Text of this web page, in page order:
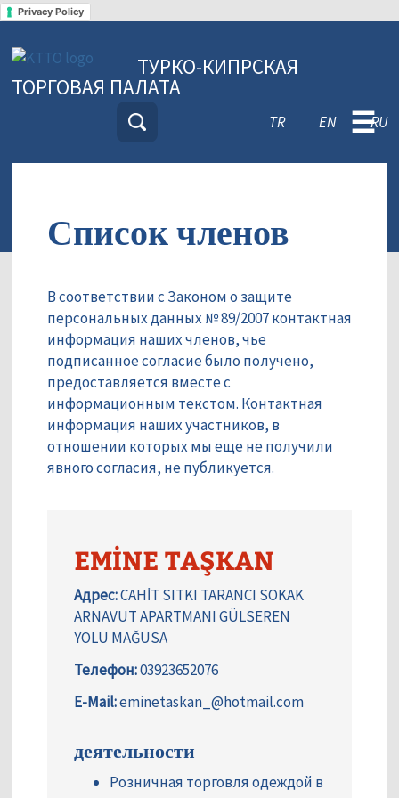
Privacy Policy
ТУРКО-КИПРСКАЯ
ТОРГОВАЯ ПАЛАТА
TR EN RU
☰
Список членов
В соответствии с Законом о защите
персональных данных № 89/2007 контактная
информация наших членов, чье
подписанное согласие было получено,
предоставляется вместе с
информационным текстом. Контактная
информация наших участников, в
отношении которых мы еще не получили
явного согласия, не публикуется.
EMİNE TAŞKAN
Адрес:CAHİT SITKI TARANCI SOKAK
ARNAVUT APARTMANI GÜLSEREN
YOLU MAĞUSA
Телефон:03923652076
E-Mail:eminetaskan_@hotmail.com
деятельности
Розничная торговля одеждой в